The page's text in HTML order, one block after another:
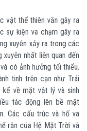
vật thể thiên văn gây ra
sự kiện va chạm gây ra
xuyên xảy ra trong các
nhất liên quan đến
có ảnh hưởng tối thiểu.
tinh trên cạn như Trái
kể về mặt vật lý và sinh
tác động lên bề mặt
Các cấu trúc và hố va
rắn của Hệ Mặt Trời và